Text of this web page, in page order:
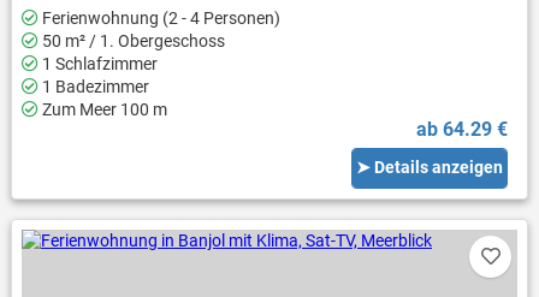
Ferienwohnung (2 - 4 Personen)
50 m² / 1. Obergeschoss
1 Schlafzimmer
1 Badezimmer
Zum Meer 100 m
ab 64.29 €
➤ Details anzeigen